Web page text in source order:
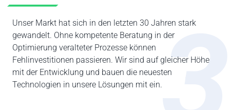
Unser Markt hat sich in den letzten 30 Jahren stark
gewandelt. Ohne kompetente Beratung in der
Optimierung veralteter Prozesse können
Fehlinvestitionen passieren. Wir sind auf gleicher Höhe
mit der Entwicklung und bauen die neuesten
Technologien in unsere Lösungen mit ein.3